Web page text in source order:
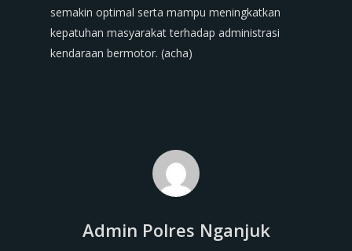
semakin optimal serta mampu meningkatkan
kepatuhan masyarakat terhadap administrasi
kendaraan bermotor. (acha)
Admin Polres Nganjuk